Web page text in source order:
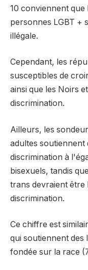
10 conviennent
personnes LGBT +
illégale.
Cependant, les
susceptibles de
ainsi que les Noirs
discrimination.
Ailleurs, les
adultes soutiennent
discrimination à
bisexuels, tandis
trans devraient être
discrimination.
Ce chiffre est
qui soutiennent des
fondée sur la race